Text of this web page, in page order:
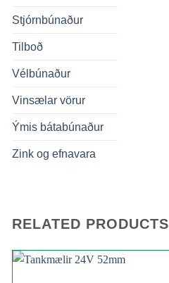
Stjórnbúnaður
Tilboð
Vélbúnaður
Vinsælar vörur
Ýmis bátabúnaður
Zink og efnavara
RELATED PRODUCTS